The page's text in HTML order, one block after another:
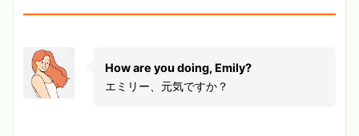
How are you doing, Emily?
エミリー、元気ですか？